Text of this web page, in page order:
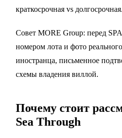
краткосрочная vs долгосрочная.
Совет MORE Group: перед
номером лота и фото
иностранца, письменное
схемы владения виллой.
Почему стоит
Sea Through